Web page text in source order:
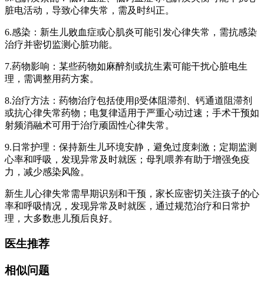
脏电活动，导致心律失常，需及时纠正。
6.感染：新生儿败血症或心肌炎可能引发心律失常，需抗感染
治疗并密切监测心脏功能。
7.药物影响：某些药物如麻醉剂或抗生素可能干扰心脏电生
理，需调整用药方案。
8.治疗方法：药物治疗包括使用β受体阻滞剂、钙通道阻滞剂
或抗心律失常药物；电复律适用于严重心动过速；手术干预如
射频消融术可用于治疗顽固性心律失常。
9.日常护理：保持新生儿环境安静，避免过度刺激；定期监测
心率和呼吸，发现异常及时就医；母乳喂养有助于增强免疫
力，减少感染风险。
新生儿心律失常需早期识别和干预，家长应密切关注孩子的心
率和呼吸情况，发现异常及时就医，通过规范治疗和日常护
理，大多数患儿预后良好。
医生推荐
相似问题